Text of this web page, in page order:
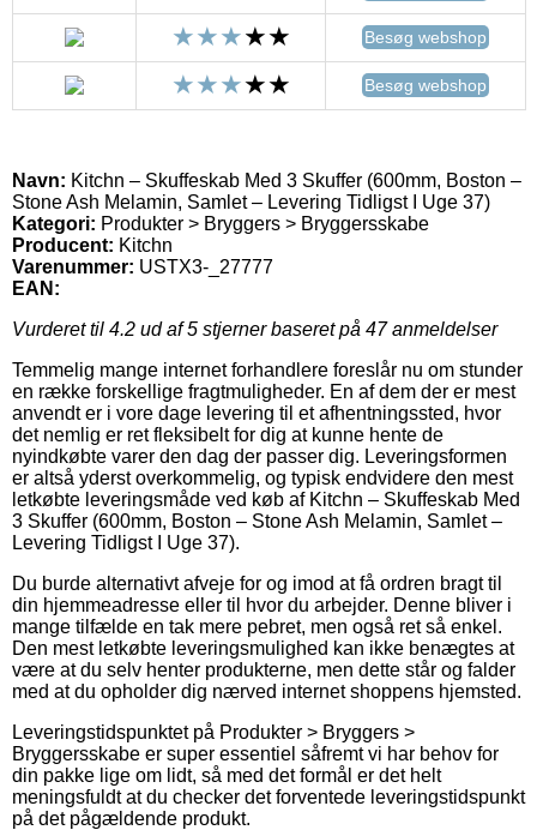
Besøg webshop
Besøg webshop
Navn: Kitchn – Skuffeskab Med 3 Skuffer (600mm, Boston –
Stone Ash Melamin, Samlet – Levering Tidligst I Uge 37)
Kategori: Produkter > Bryggers > Bryggersskabe
Producent: Kitchn
Varenummer: USTX3-_27777
EAN:
Vurderet til 4.2 ud af 5 stjerner baseret på 47anmeldelser
Temmelig mange internet forhandlere foreslår nu om stunder
en række forskellige fragtmuligheder. En af dem der er mest
anvendt er i vore dage levering til et afhentningssted, hvor
det nemlig er ret fleksibelt for dig at kunne hente de
nyindkøbte varer den dag der passer dig. Leveringsformen
er altså yderst overkommelig, og typisk endvidere den mest
letkøbte leveringsmåde ved køb af Kitchn – Skuffeskab Med
3 Skuffer (600mm, Boston – Stone Ash Melamin, Samlet –
Levering Tidligst I Uge 37).
Du burde alternativt afveje for og imod at få ordren bragt til
din hjemmeadresse eller til hvor du arbejder. Denne bliver i
mange tilfælde en tak mere pebret, men også ret så enkel.
Den mest letkøbte leveringsmulighed kan ikke benægtes at
være at du selv henter produkterne, men dette står og falder
med at du opholder dig nærved internet shoppens hjemsted.
Leveringstidspunktet på Produkter > Bryggers >
Bryggersskabe er super essentiel såfremt vi har behov for
din pakke lige om lidt, så med det formål er det helt
meningsfuldt at du checker det forventede leveringstidspunkt
på det pågældende produkt.